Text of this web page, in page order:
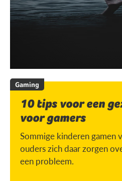
Gaming
10 tips voor een
voor gamers
Sommige kinderen gamen
ouders zich daar zorgen
een probleem.